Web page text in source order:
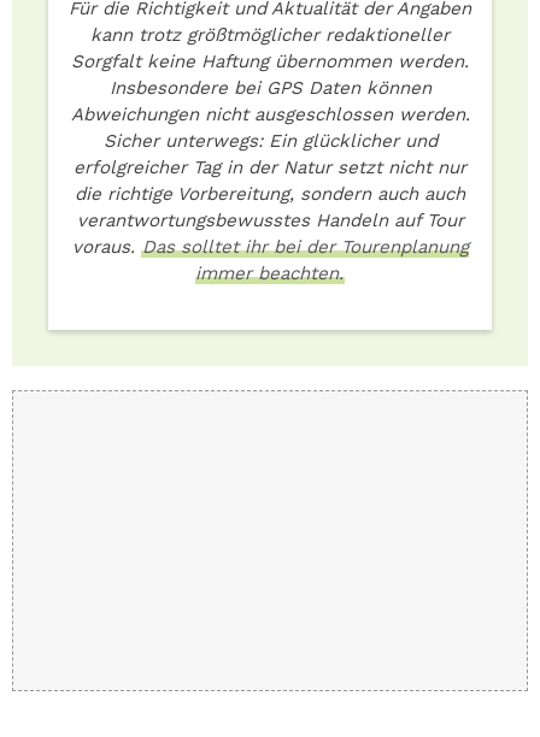
Für die Richtigkeit und Aktualität der Angaben
kann trotz größtmöglicher redaktioneller
Sorgfalt keine Haftung übernommen werden.
Insbesondere bei GPS Daten können
Abweichungen nicht ausgeschlossen werden.
Sicher unterwegs: Ein glücklicher und
erfolgreicher Tag in der Natur setzt nicht nur
die richtige Vorbereitung, sondern auch auch
verantwortungsbewusstes Handeln auf Tour
voraus. Das solltet ihr bei der Tourenplanung
immer beachten.